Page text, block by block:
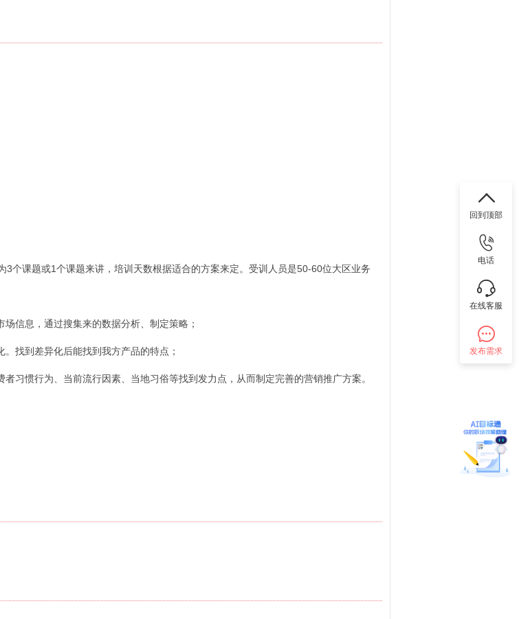
个课题或1个课题来讲，培训天数根据适合的方案来定。受训人员是50-60位大区业务
信息，通过搜集来的数据分析、制定策略；
找到差异化后能找到我方产品的特点；
习惯行为、当前流行因素、当地习俗等找到发力点，从而制定完善的营销推广方案。
回到顶部
电话
在线客服
发布需求